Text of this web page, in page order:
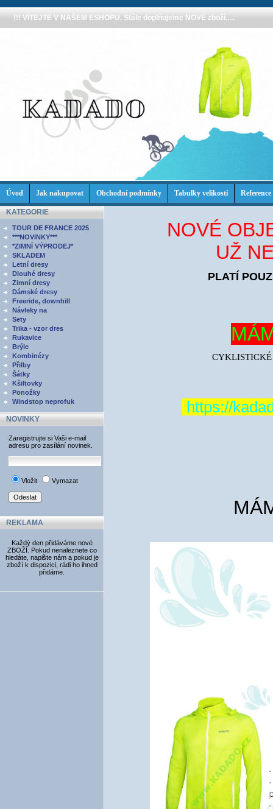
!!! VÍTEJTE V NAŠEM ESHOPU. Stále doplňujeme NOVÉ zboží.....
Úvod Jak nakupovat Obchodní podmínky Tabulky velikostí Reference
KATEGORIE
TOUR DE FRANCE 2025
***NOVINKY***
*ZIMNÍ VÝPRODEJ*
SKLADEM
Letní dresy
Dlouhé dresy
Zimní dresy
Dámské dresy
Freeride, downhill
Návleky na
Sety
Trika - vzor dres
Rukavice
Brýle
Kombinézy
Přilby
Šátky
Kšiltovky
Ponožky
Windstop neprofuk
NOVINKY
Zaregistrujte si Vaši e-mail
adresu pro zasílání novinek.
Vložit Vymazat
REKLAMA
Každý den přidáváme nové
ZBOŽÍ. Pokud nenaleznete co
hledáte, napište nám a pokud je
zboží k dispozici, rádi ho ihned
přidáme.
NOVÉ
UŽ
PLATÍ
https://